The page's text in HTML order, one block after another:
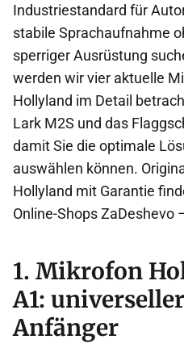
Industriestandard für
stabile Sprachaufnahme
sperriger Ausrüstung
werden wir vier aktuelle
Hollyland im Detail
Lark M2S und das
damit Sie die optimale
auswählen können.
Hollyland mit Garantie
Online-Shops ZaDeshevo
1. Mikrofon
A1:
Anfänger